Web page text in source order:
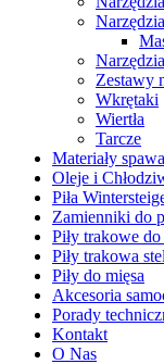
Zestawy
Wkrętaki
Wiertła
Tarcze
Materiały
Oleje i
Piła
Zamienniki do
Piły trakowe
Piły trakowa
Piły do mięsa
Akcesoria
Porady
Kontakt
O Nas